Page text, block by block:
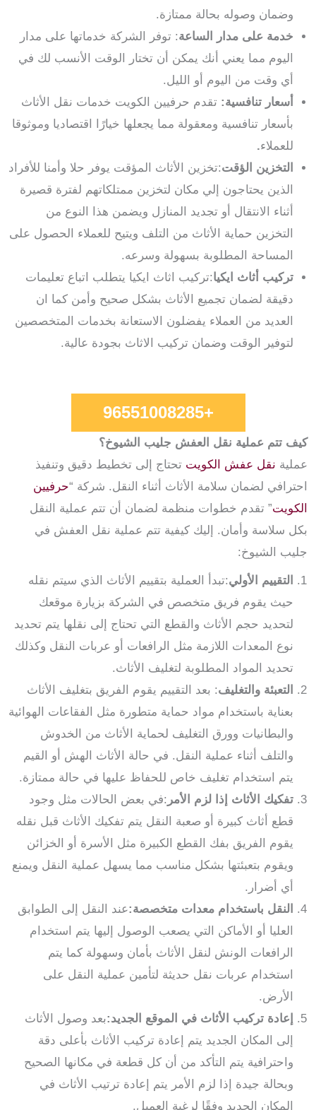
وضمان وصوله بحالة ممتازة.
خدمة على مدار الساعة: توفر الشركة خدماتها على مدار
اليوم مما يعني أنك يمكن أن تختار الوقت الأنسب لك في
أي وقت من اليوم أو الليل.
أسعار تنافسية: تقدم حرفيين الكويت خدمات نقل الأثاث
بأسعار تنافسية ومعقولة مما يجعلها خيارًا اقتصاديا وموثوقا
للعملاء.
التخزين الؤقت:تخزين الأثاث المؤقت يوفر حلا وأمنا للأفراد
الذين يحتاجون إلي مكان لتخزين ممتلكاتهم لفترة قصيرة
أثناء الانتقال أو تجديد المنازل ويضمن هذا النوع من
التخزين حماية الأثاث من التلف ويتيح للعملاء الحصول على
المساحة المطلوبة بسهولة وسرعه.
تركيب أثاث ايكيا:تركيب اثاث ايكيا يتطلب اتباع تعليمات
دقيقة لضمان تجميع الأثاث بشكل صحيح وأمن كما ان
العديد من العملاء يفضلون الاستعانة بخدمات المتخصصين
لتوفير الوقت وضمان تركيب الاثاث بجودة عالية.
+96551008285
كيف تتم عملية نقل العفش جليب الشيوخ؟
عملية نقل عفش الكويت تحتاج إلى تخطيط دقيق وتنفيذ
احترافي لضمان سلامة الأثاث أثناء النقل. شركة “حرفيين
الكويت” تقدم خطوات منظمة لضمان أن تتم عملية النقل
بكل سلاسة وأمان. إليك كيفية تتم عملية نقل العفش في
جليب الشيوخ:
التقييم الأولي:تبدأ العملية بتقييم الأثاث الذي سيتم نقله
حيث يقوم فريق متخصص في الشركة بزيارة موقعك
لتحديد حجم الأثاث والقطع التي تحتاج إلى نقلها يتم تحديد
نوع المعدات اللازمة مثل الرافعات أو عربات النقل وكذلك
تحديد المواد المطلوبة لتغليف الأثاث.
التعبئة والتغليف: بعد التقييم يقوم الفريق بتغليف الأثاث
بعناية باستخدام مواد حماية متطورة مثل الفقاعات الهوائية
والبطانيات وورق التغليف لحماية الأثاث من الخدوش
والتلف أثناء عملية النقل. في حالة الأثاث الهش أو القيم
يتم استخدام تغليف خاص للحفاظ عليها في حالة ممتازة.
تفكيك الأثاث إذا لزم الأمر :في بعض الحالات مثل وجود
قطع أثاث كبيرة أو صعبة النقل يتم تفكيك الأثاث قبل نقله
يقوم الفريق بفك القطع الكبيرة مثل الأسرة أو الخزائن
ويقوم بتعبئتها بشكل مناسب مما يسهل عملية النقل ويمنع
أي أضرار.
النقل باستخدام معدات متخصصة:عند النقل إلى الطوابق
العليا أو الأماكن التي يصعب الوصول إليها يتم استخدام
الرافعات الونش لنقل الأثاث بأمان وسهولة كما يتم
استخدام عربات نقل حديثة لتأمين عملية النقل على
الأرض.
إعادة تركيب الأثاث في الموقع الجديد:بعد وصول الأثاث
إلى المكان الجديد يتم إعادة تركيب الأثاث بأعلى دقة
واحترافية يتم التأكد من أن كل قطعة في مكانها الصحيح
وبحالة جيدة إذا لزم الأمر يتم إعادة ترتيب الأثاث في
المكان الجديد وفقًا لرغبة العميل.